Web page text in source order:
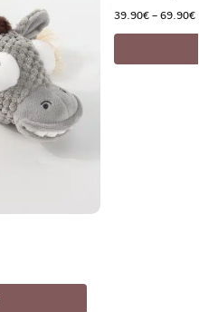
39.90€–69.90€